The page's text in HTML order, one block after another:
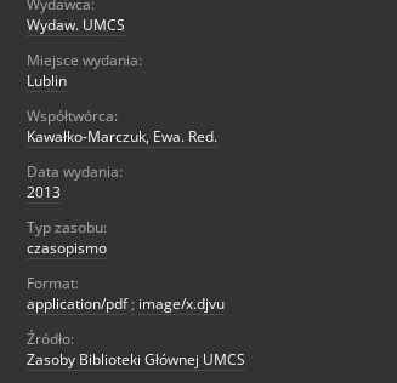
Wydawca:
Wydaw. UMCS
Miejsce wydania:
Lublin
Współtwórca:
Kawałko-Marczuk, Ewa. Red.
Data wydania:
2013
Typ zasobu:
czasopismo
Format:
application/pdf ; image/x.djvu
Źródło:
Zasoby Biblioteki Głównej UMCS